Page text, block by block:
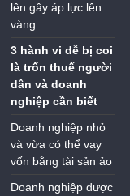
lên gây áp lực lên
vàng
3 hành vi dễ bị coi
là trốn thuế người
dân và doanh
nghiệp cần biết
Doanh nghiệp nhỏ
và vừa có thể vay
vốn bằng tài sản ảo
Doanh nghiệp dược